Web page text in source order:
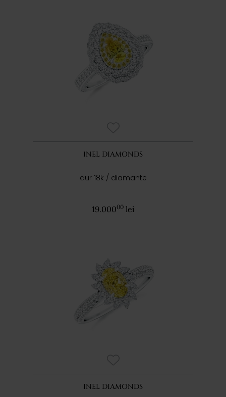
INEL DIAMONDS
aur 18k / diamante
19.00000 lei
INEL DIAMONDS